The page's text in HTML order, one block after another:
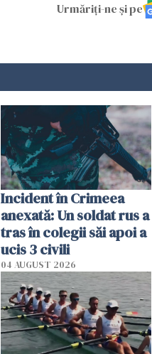
Urmăriți-ne și pe
Incident în Crimeea
anexată: Un soldat rus a
tras în colegii săi apoi a
ucis 3 civili
04 AUGUST 2026